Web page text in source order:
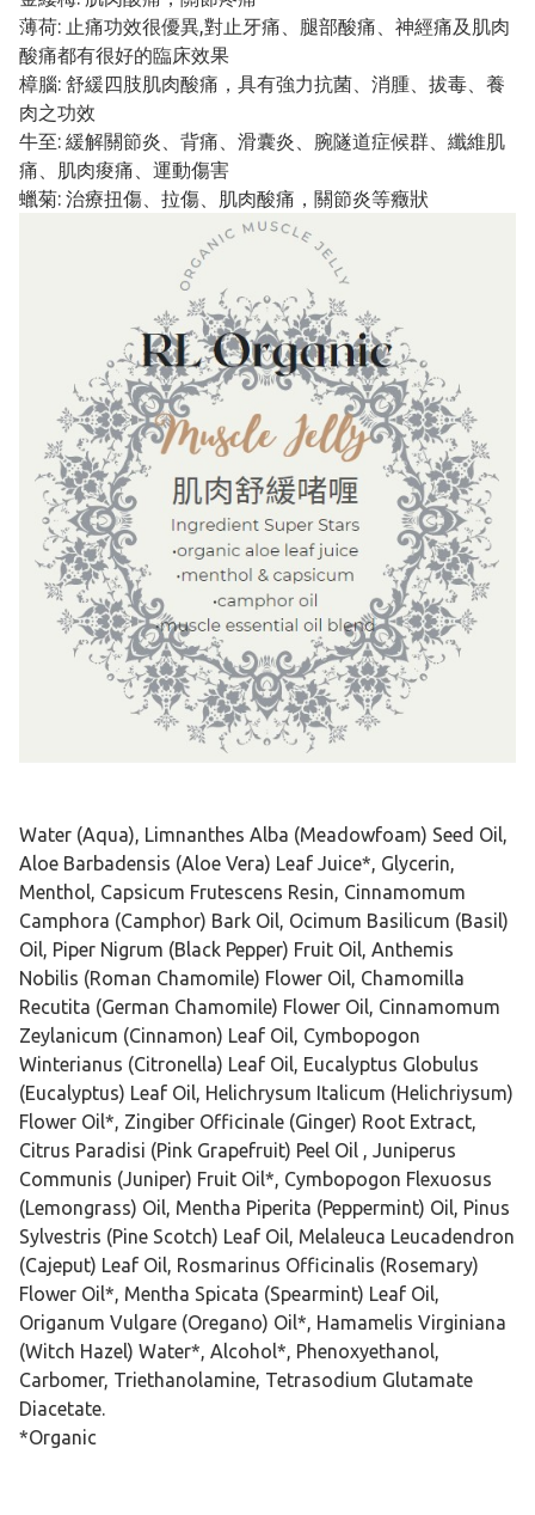
薄荷: 止痛功效很優異,對止牙痛、腿部酸痛、神經痛及肌肉
酸痛都有很好的臨床效果
樟腦: 舒緩四肢肌肉酸痛，具有強力抗菌、消腫、拔毒、養
肉之功效
牛至: 緩解關節炎、背痛、滑囊炎、腕隧道症候群、纖維肌
痛、肌肉痠痛、運動傷害
蠟菊: 治療扭傷、拉傷、肌肉酸痛，關節炎等癥狀
Water (Aqua), Limnanthes Alba (Meadowfoam) Seed Oil,
Aloe Barbadensis (Aloe Vera) Leaf Juice*, Glycerin,
Menthol, Capsicum Frutescens Resin, Cinnamomum
Camphora (Camphor) Bark Oil, Ocimum Basilicum (Basil)
Oil, Piper Nigrum (Black Pepper) Fruit Oil, Anthemis
Nobilis (Roman Chamomile) Flower Oil, Chamomilla
Recutita (German Chamomile) Flower Oil, Cinnamomum
Zeylanicum (Cinnamon) Leaf Oil, Cymbopogon
Winterianus (Citronella) Leaf Oil, Eucalyptus Globulus
(Eucalyptus) Leaf Oil, Helichrysum Italicum (Helichriysum)
Flower Oil*, Zingiber Officinale (Ginger) Root Extract,
Citrus Paradisi (Pink Grapefruit) Peel Oil , Juniperus
Communis (Juniper) Fruit Oil*, Cymbopogon Flexuosus
(Lemongrass) Oil, Mentha Piperita (Peppermint) Oil, Pinus
Sylvestris (Pine Scotch) Leaf Oil, Melaleuca Leucadendron
(Cajeput) Leaf Oil, Rosmarinus Officinalis (Rosemary)
Flower Oil*, Mentha Spicata (Spearmint) Leaf Oil,
Origanum Vulgare (Oregano) Oil*, Hamamelis Virginiana
(Witch Hazel) Water*, Alcohol*, Phenoxyethanol,
Carbomer, Triethanolamine, Tetrasodium Glutamate
Diacetate.
*Organic